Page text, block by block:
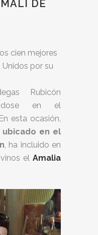
DE
cien mejores
por su
Rubicón
en el
esta ocasión,
ubicado en el
, ha incluido en
el Amalia